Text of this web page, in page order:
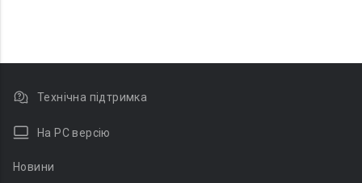
Технічна підтримка
На PC версію
Новини